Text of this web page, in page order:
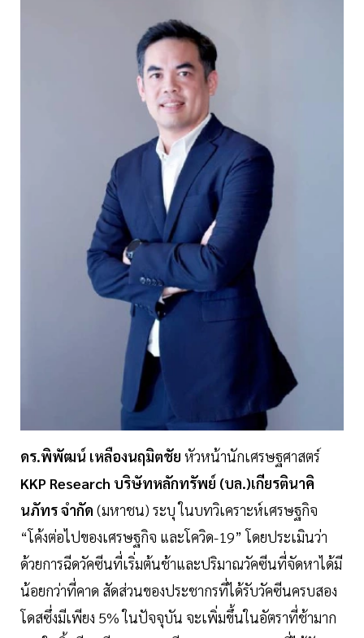
ดร.พิพัฒน์ เหลืองนฤมิตชัย หัวหน้านักเศรษฐศาสตร์
KKP Research บริษัทหลักทรัพย์ (บล.)เกียรตินาคิ
นภัทร จำกัด (มหาชน) ระบุ ในบทวิเคราะห์เศรษฐกิจ
“โค้งต่อไปของเศรษฐกิจ และโควิด-19” โดยประเมินว่า
ด้วยการฉีดวัคซีนที่เริ่มต้นช้าและปริมาณวัคซีนที่จัดหาได้มี
น้อยกว่าที่คาด สัดส่วนของประชากรที่ได้รับวัคซีนครบสอง
โดสซึ่งมีเพียง 5% ในปัจจุบัน จะเพิ่มขึ้นในอัตราที่ช้ามาก